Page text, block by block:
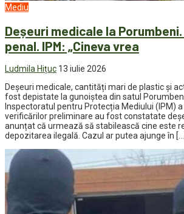
Mediu
Deșeuri medicale la
penal. IPM: „Cineva vrea
Ludmila Hițuc 13 iulie 2026
Deșeuri medicale, cantități mari de plastic și
fost depistate la gunoiștea din satul
Inspectoratul pentru Protecția Mediului (IPM)
verificărilor preliminare au fost constatate
anunțat că urmează să stabilească cine este
depozitarea ilegală. Cazul ar putea ajunge în […]